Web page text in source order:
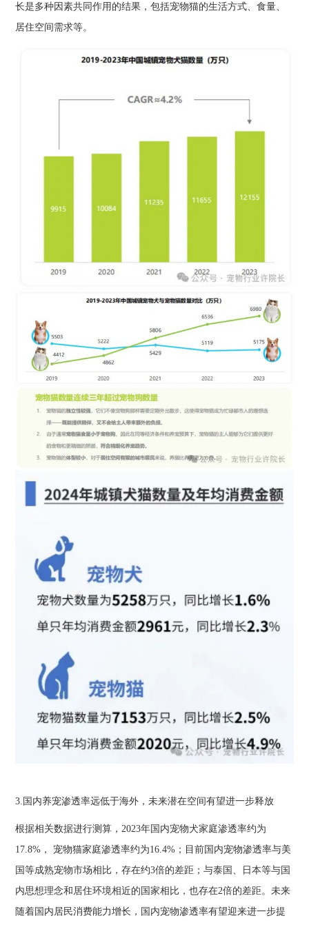
长是多种因素共同作用的结果，包括宠物猫的生活方式、食量、
居住空间需求等。
3.国内养宠渗透率远低于海外，未来潜在空间有望进一步释放
根据相关数据进行测算，2023年国内宠物犬家庭渗透率约为
17.8%， 宠物猫家庭渗透率约为16.4%；目前国内宠物渗透率与美
国等成熟宠物市场相比，存在约3倍的差距；与泰国、日本等与国
内思想理念和居住环境相近的国家相比，也存在2倍的差距。未来
随着国内居民消费能力增长，国内宠物渗透率有望迎来进一步提